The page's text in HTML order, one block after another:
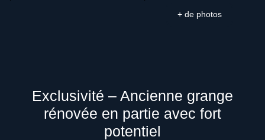
+ de photos
Exclusivité – Ancienne grange
rénovée en partie avec fort
potentiel